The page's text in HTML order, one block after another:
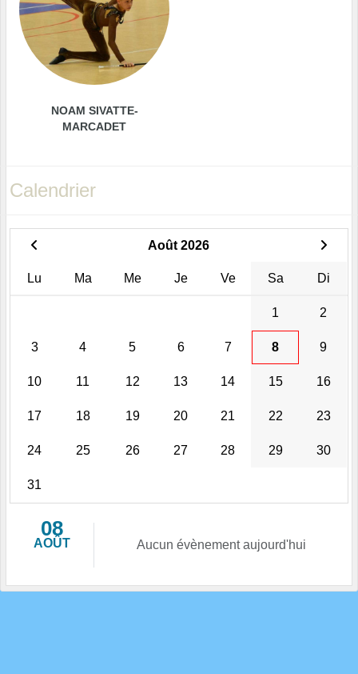
NOAM SIVATTE-
MARCADET
Calendrier
Août 2026
Lu Ma Me Je Ve Sa Di
1 2
3 4 5 6 7 8 9
10 11 12 13 14 15 16
17 18 19 20 21 22 23
24 25 26 27 28 29 30
31
08
AOÛT Aucun évènement aujourd'hui